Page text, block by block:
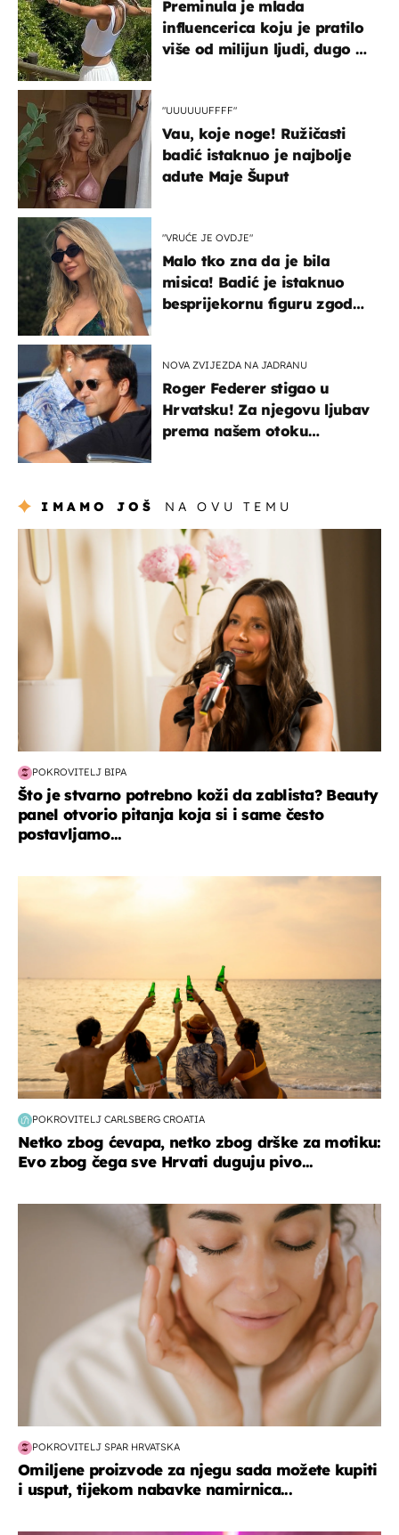
Preminula je mlada
influencerica koju je pratilo
više od milijun ljudi, dugo se
"UUUUUUFFFF"
Vau, koje noge! Ružičasti
badić istaknuo je najbolje
adute Maje Šuput
"VRUĆE JE OVDJE"
Malo tko zna da je bila
misica! Badić je istaknuo
besprijekornu figuru zgodne
NOVA ZVIJEZDA NA JADRANU
Roger Federer stigao u
Hrvatsku! Za njegovu ljubav
prema našem otoku
IMAMO JOŠ NA OVU TEMU
moda & ljepota
POKROVITELJ BIPA
Što je stvarno potrebno koži da zablista? Beauty
panel otvorio pitanja koja si i same često
postavljamo...
POKROVITELJ CARLSBERG CROATIA
Netko zbog ćevapa, netko zbog drške za motiku:
Evo zbog čega sve Hrvati duguju pivo...
moda & ljepota
POKROVITELJ SPAR HRVATSKA
Omiljene proizvode za njegu sada možete kupiti
i usput, tijekom nabavke namirnica...